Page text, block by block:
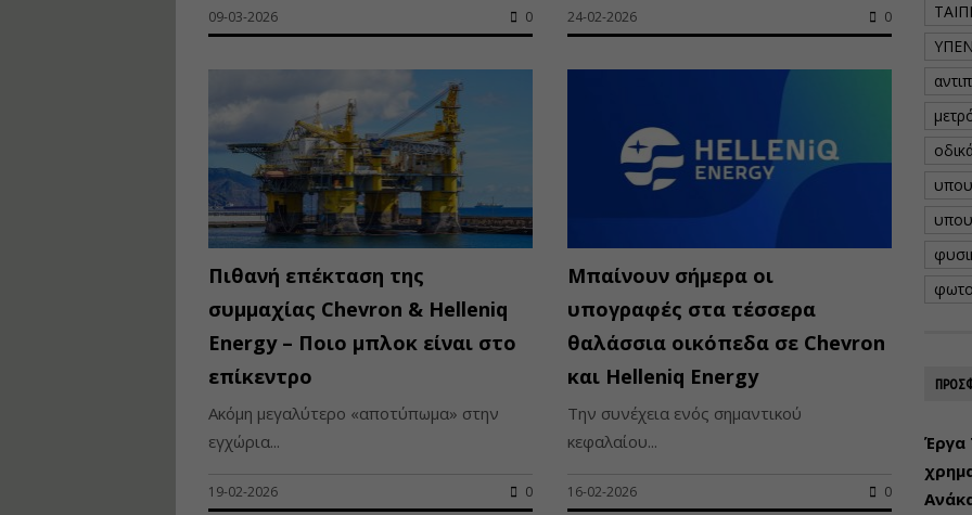
09-03-2026 0 24-02-2026 0
Πιθανή επέκταση της
συμμαχίας Chevron & Helleniq
Energy – Ποιο μπλοκ είναι στο
επίκεντρο
Ακόμη μεγαλύτερο «αποτύπωμα» στην
εγχώρια...
19-02-2026 0
Μπαίνουν σήμερα οι
υπογραφές στα τέσσερα
θαλάσσια οικόπεδα σε Chevron
και Helleniq Energy
Την συνέχεια ενός σημαντικού
κεφαλαίου...
16-02-2026 0
ΥΠΕΝ
Έργα